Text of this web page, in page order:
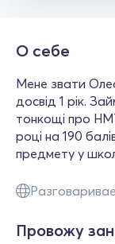
О себе
Мене звати
досвід 1 рік.
тонкощі про
році на 190
предмету у
Провожу